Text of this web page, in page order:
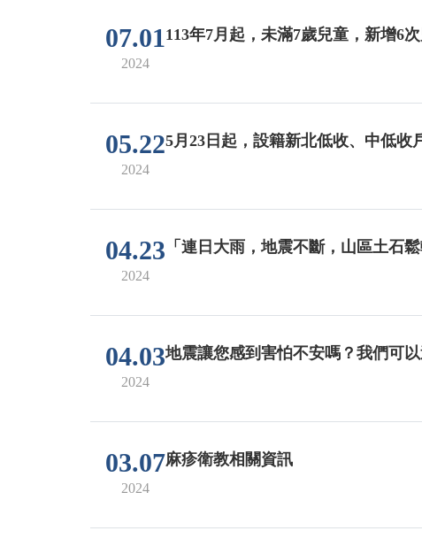
07.01
2024
113年7月起，未滿7歲兒童，新增6
05.22
2024
5月23日起，設籍新北低收、中低收
04.23
2024
「連日大雨，地震不斷，山區土石
04.03
2024
地震讓您感到害怕不安嗎？我們可以
03.07
2024
麻疹衛教相關資訊